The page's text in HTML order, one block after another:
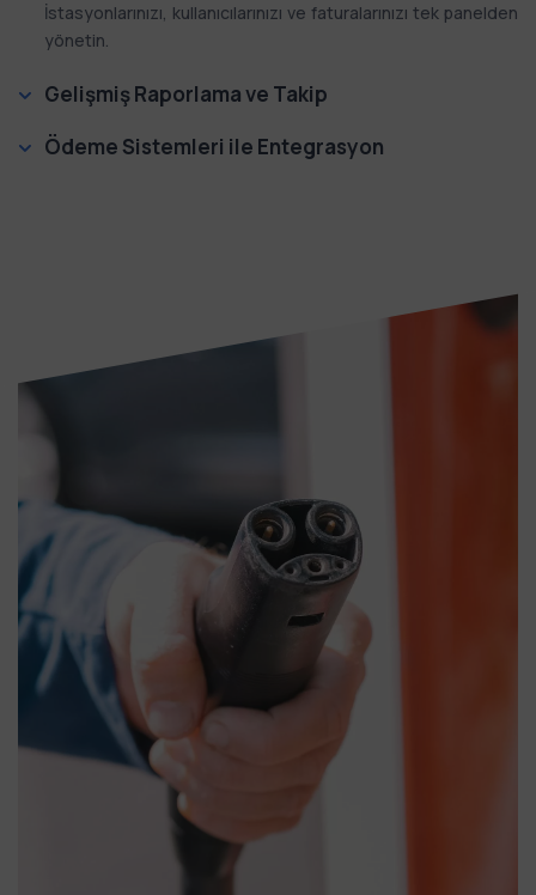
İstasyonlarınızı, kullanıcılarınızı ve faturalarınızı tek panelden
yönetin.
Gelişmiş Raporlama ve Takip
Ödeme Sistemleri ile Entegrasyon